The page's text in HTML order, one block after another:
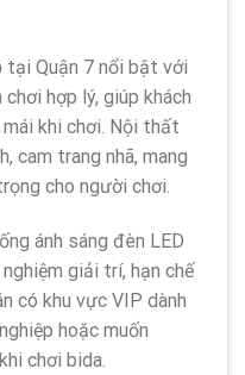
tại Quận 7 nổi bật với
hợp lý, giúp khách
khi chơi. Nội thất
cam trang nhã, mang
cho người chơi.
ánh sáng đèn LED
giải trí, hạn chế
có khu vực VIP dành
hoặc muốn
chơi bida.